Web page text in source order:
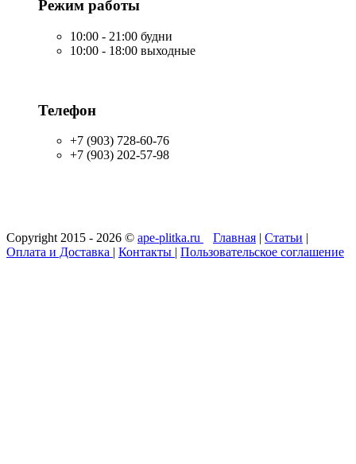
Режим работы
10:00 - 21:00 будни
10:00 - 18:00 выходные
Телефон
+7 (903) 728-60-76
+7 (903) 202-57-98
Copyright 2015 - 2026 © ape-plitka.ru Главная | Статьи |
Оплата и Доставка | Контакты | Пользовательское соглашение